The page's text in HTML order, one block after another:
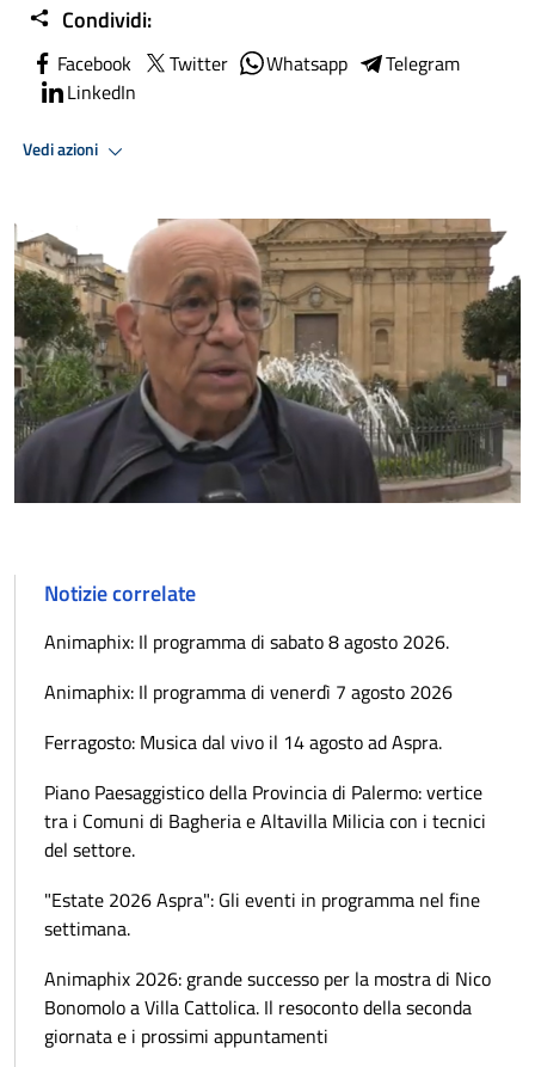
Condividi:
Facebook Twitter Whatsapp
Telegram
LinkedIn
Vedi azioni
Notizie correlate
Animaphix: Il programma di sabato 8 agosto 2026.
Animaphix: Il programma di venerdì 7 agosto 2026
Ferragosto: Musica dal vivo il 14 agosto ad Aspra.
Piano Paesaggistico della Provincia di Palermo: vertice
tra i Comuni di Bagheria e Altavilla Milicia con i tecnici
del settore.
"Estate 2026 Aspra": Gli eventi in programma nel fine
settimana.
Animaphix 2026: grande successo per la mostra di Nico
Bonomolo a Villa Cattolica. Il resoconto della seconda
giornata e i prossimi appuntamenti